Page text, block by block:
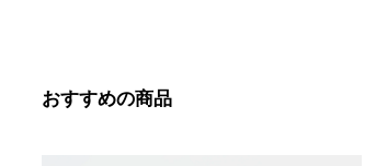
おすすめの商品